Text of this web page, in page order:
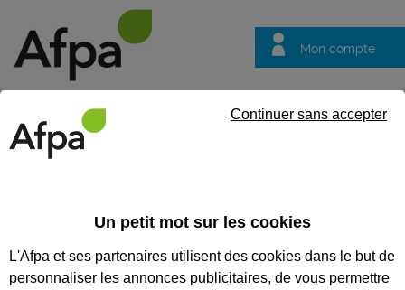
Mon compte
questions
TROUVEZ UN
ÉTABLISSEMENT
Un petit mot sur les cookies
L'Afpa et ses partenaires utilisent des cookies dans le but de
personnaliser les annonces publicitaires, de vous permettre
Continuer sans accepter